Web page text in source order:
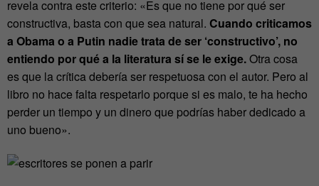
revela contra este criterio: «Es que no tiene por qué ser
constructiva, basta con que sea natural. Cuando criticamos
a Obama o a Putin nadie trata de ser ‘constructivo’, no
entiendo por qué a la literatura sí se le exige.Otra cosa
es que la crítica debería ser respetuosa con el autor. Pero al
libro no hace falta respetarlo porque si es malo, te ha hecho
perder un tiempo y un dinero que podrías haber dedicado a
uno bueno».